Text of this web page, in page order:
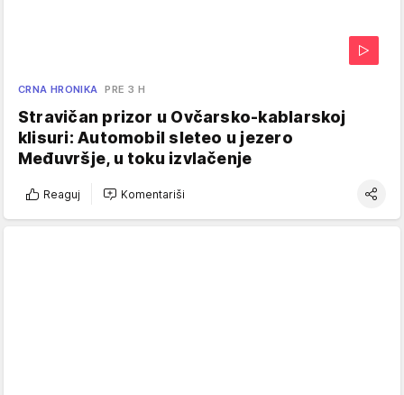
CRNA HRONIKA PRE 3 H
Stravičan prizor u Ovčarsko-kablarskoj
klisuri: Automobil sleteo u jezero
Međuvršje, u toku izvlačenje
Reaguj Komentariši